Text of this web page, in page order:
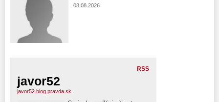
08.08.2026
RSS
javor52
javor52.blog.pravda.sk